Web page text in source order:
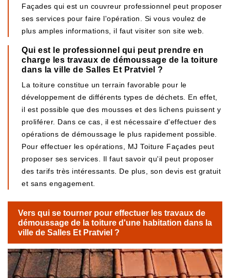
Façades qui est un couvreur professionnel peut proposer
ses services pour faire l'opération. Si vous voulez de
plus amples informations, il faut visiter son site web.
Qui est le professionnel qui peut prendre en
charge les travaux de démoussage de la toiture
dans la ville de Salles Et Pratviel ?
La toiture constitue un terrain favorable pour le
développement de différents types de déchets. En effet,
il est possible que des mousses et des lichens puissent y
proliférer. Dans ce cas, il est nécessaire d'effectuer des
opérations de démoussage le plus rapidement possible.
Pour effectuer les opérations, MJ Toiture Façades peut
proposer ses services. Il faut savoir qu'il peut proposer
des tarifs très intéressants. De plus, son devis est gratuit
et sans engagement.
Vers qui se tourner pour effectuer les travaux de
démoussage de la toiture d'une habitation dans la
ville de Salles Et Pratviel ?